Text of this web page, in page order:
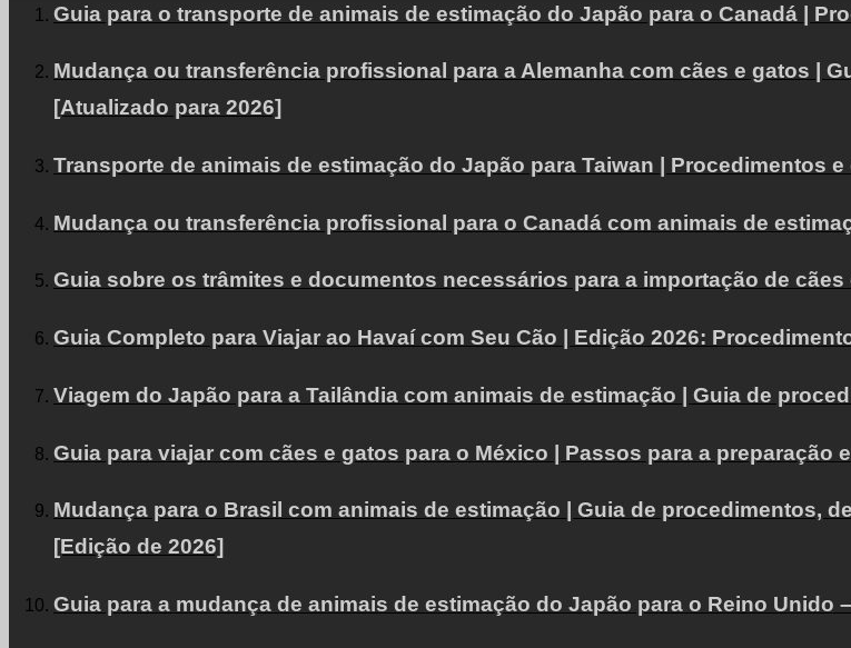
Guia para o transporte de animais de estimação do Japão para o Canadá |
Mudança ou transferência profissional para a Alemanha com cães e gatos |
[Atualizado para 2026]
Transporte de animais de estimação do Japão para Taiwan | Procedimentos
Mudança ou transferência profissional para o Canadá com animais de
Guia sobre os trâmites e documentos necessários para a importação de
Guia Completo para Viajar ao Havaí com Seu Cão | Edição 2026:
Viagem do Japão para a Tailândia com animais de estimação | Guia de
Guia para viajar com cães e gatos para o México | Passos para a preparação
Mudança para o Brasil com animais de estimação | Guia de procedimentos,
[Edição de 2026]
Guia para a mudança de animais de estimação do Japão para o Reino